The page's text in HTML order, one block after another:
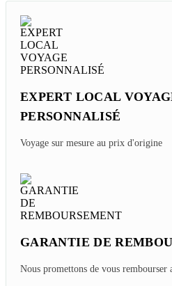
EXPERT LOCAL
PERSONNALISÉ
Voyage sur mesure au prix d'origine
GARANTIE DE
Nous promettons de vous rembourser